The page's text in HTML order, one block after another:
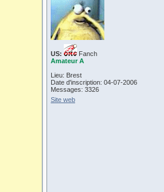
US:
Fanch
Amateur A
Lieu: Brest
Date d'inscription: 04-07-2006
Messages: 3326
Site web